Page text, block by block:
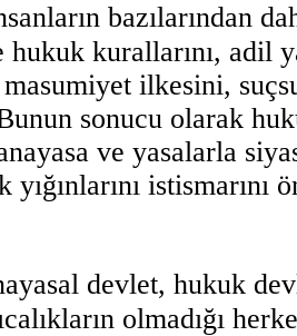
bazılarından
kurallarını, adil
ilkesini,
sonucu olarak
ve yasalarla
istismarını
devlet, hukuk
olmadığı